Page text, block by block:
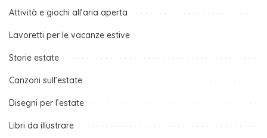
Attività e giochi all’aria aperta
Lavoretti per le vacanze estive
Storie estate
Canzoni sull’estate
Disegni per l’estate
Libri da illustrare